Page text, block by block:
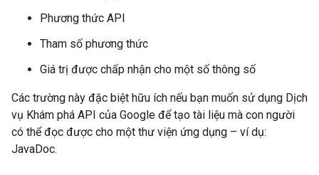
Phương thức API
Tham số phương thức
Giá trị được chấp nhận cho một số thông số
Các trường này đặc biệt hữu ích nếu bạn muốn sử dụng Dịch
vụ Khám phá API của Google để tạo tài liệu mà con người
có thể đọc được cho một thư viện ứng dụng – ví dụ:
JavaDoc.